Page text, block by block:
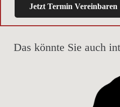
Jetzt Termin Vereinbaren
Das könnte Sie auch